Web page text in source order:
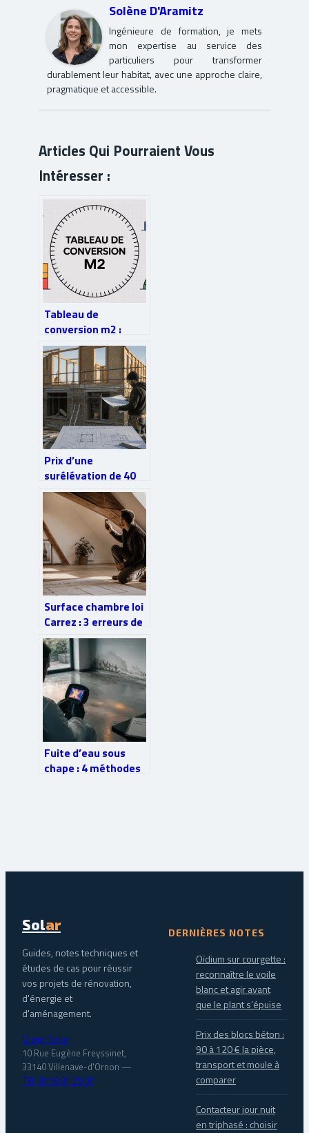
Solène D'Aramitz
Ingénieure de formation, je mets
mon expertise au service des
particuliers pour transformer
durablement leur habitat, avec une approche claire,
pragmatique et accessible.
Articles Qui Pourraient Vous
Intéresser :
Tableau de
conversion m2 :
guide pratique pour
maîtriser les
surfaces
Prix d’une
surélévation de 40
m² : de 80 000 € à
140 000 € selon la
technique choisie
Surface chambre loi
Carrez : 3 erreurs de
calcul à éviter pour
sécuriser votre
vente
Fuite d’eau sous
chape : 4 méthodes
Solar
Guides, notes techniques et
études de cas pour réussir
vos projets de rénovation,
d'énergie et
d'aménagement.
Group Solar
10 Rue Eugène Freyssinet,
33140 Villenave-d'Ornon —
Tél. 05 56 81 25 07
DERNIÈRES NOTES
Oïdium sur courgette :
reconnaître le voile
blanc et agir avant
que le plant s’épuise
Prix des blocs béton :
90 à 120 € la pièce,
transport et moule à
comparer
Contacteur jour nuit
en triphasé : choisir